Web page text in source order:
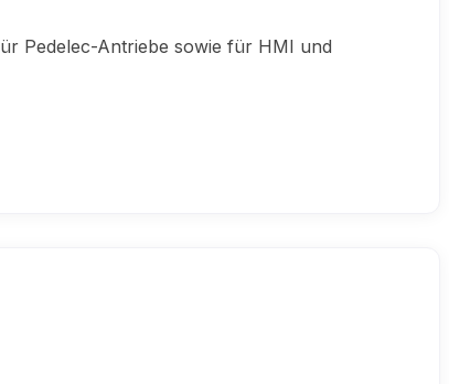
Pedelec-Antriebe sowie für HMI und